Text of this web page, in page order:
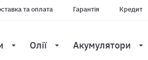
та оплата Гарантія Кредит
Олії Акумулятори